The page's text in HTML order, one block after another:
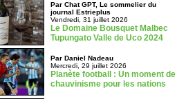
Par Chat GPT, Le sommelier du
journal Estrieplus
Vendredi, 31 juillet 2026
Le Domaine Bousquet Malbec
Tupungato Valle de Uco 2024
Par Daniel Nadeau
Mercredi, 29 juillet 2026
Planète football : Un moment de
chauvinisme pour les nations